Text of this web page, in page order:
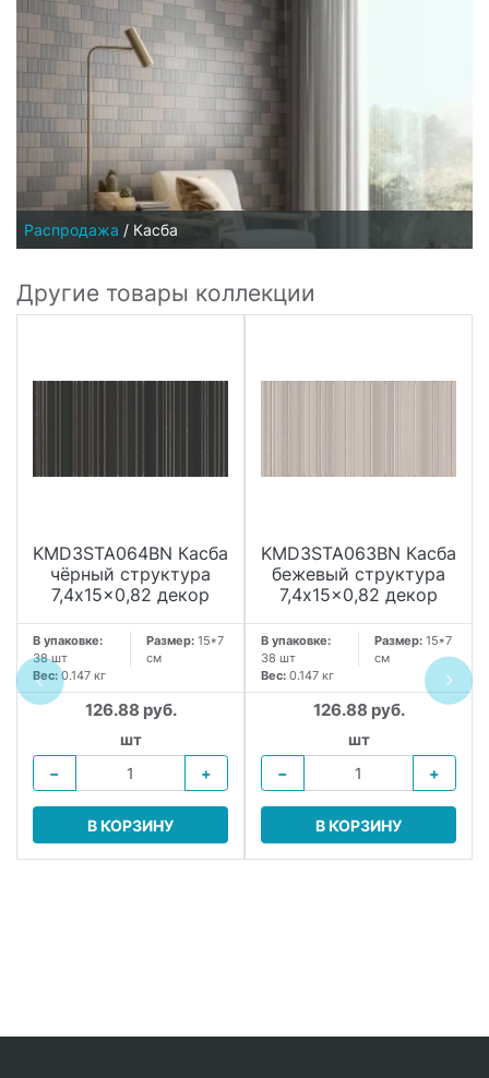
Распродажа / Касба
Другие товары коллекции
KMD3STA064BN Касба
чёрный структура
7,4x15x0,82 декор
В упаковке:
38 шт
Размер: 15*7
см
Вес: 0.147 кг
126.88 руб.
шт
−
+
В КОРЗИНУ
KMD3STA063BN Касба
бежевый структура
7,4x15x0,82 декор
В упаковке:
38 шт
Размер: 15*7
см
Вес: 0.147 кг
126.88 руб.
шт
−
+
В КОРЗИНУ